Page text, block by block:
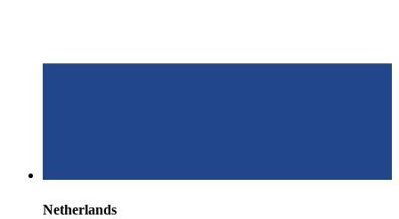
Netherlands